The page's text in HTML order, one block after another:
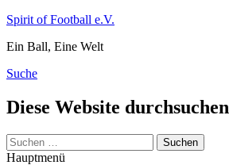
Zum
springen
Spirit of Football e.V.
Ein Ball, Eine Welt
Suche
Diese Website durchsuchen
Suchen
nach:
Hauptmenü